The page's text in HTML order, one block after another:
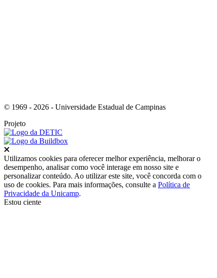
© 1969 - 2026 - Universidade Estadual de Campinas
Projeto
Utilizamos cookies para oferecer melhor experiência, melhorar o
desempenho, analisar como você interage em nosso site e
personalizar conteúdo. Ao utilizar este site, você concorda com o
uso de cookies. Para mais informações, consulte a Política de
Privacidade da Unicamp.
Estou ciente